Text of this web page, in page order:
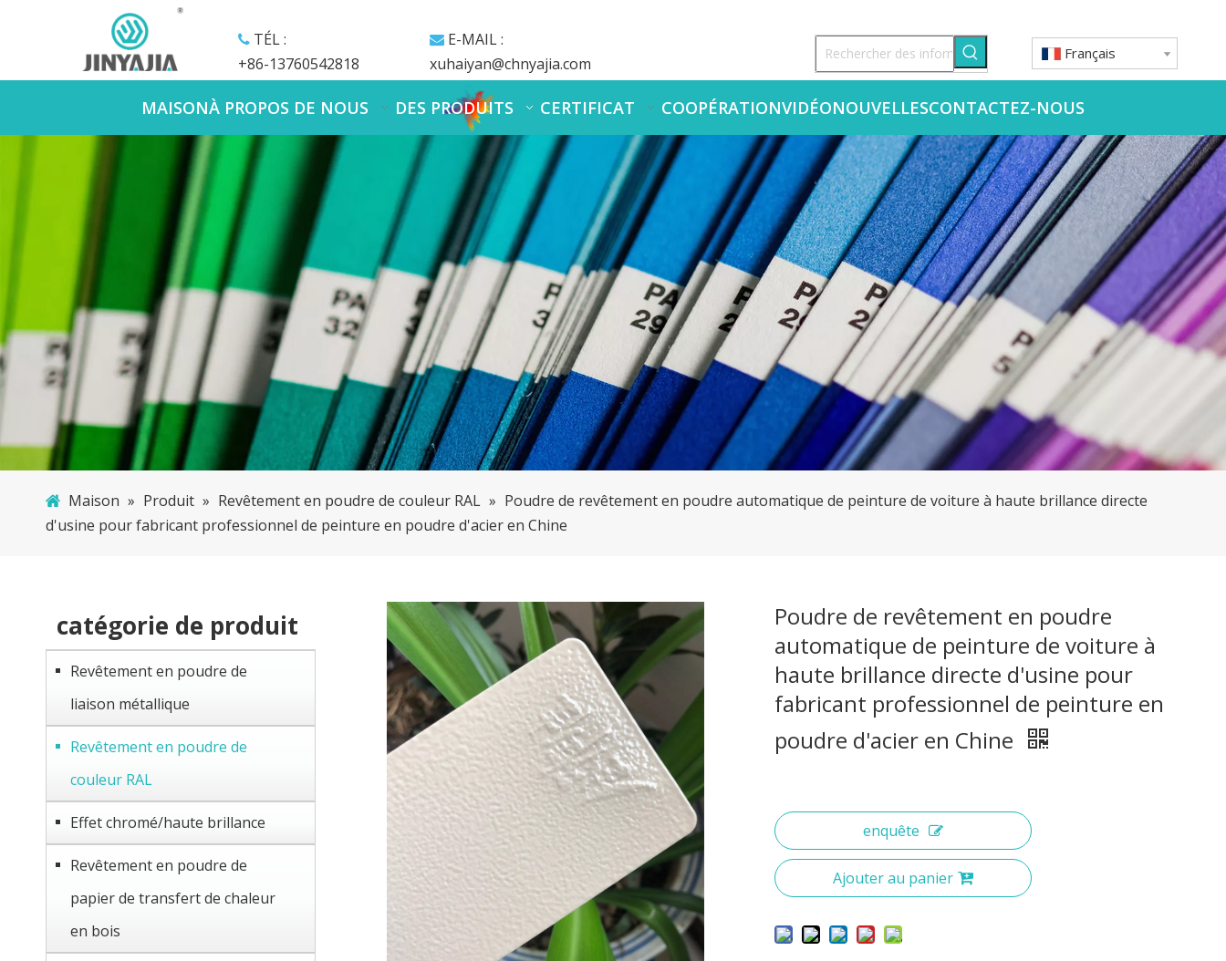
TÉL :
+86-13760542818
 E-MAIL :
xuhaiyan@chnyajia.com
Français
MAISONÀ PROPOS DE NOUS DES PRODUITS CERTIFICAT COOPÉRATIONVIDÉONOUVELLESCONTACTEZ-NOUS
Maison » Produit » Revêtement en poudre de couleur RAL » Poudre de revêtement en poudre automatique de peinture de voiture à haute brillance directe
d'usine pour fabricant professionnel de peinture en poudre d'acier en Chine
catégorie de produit
Revêtement en poudre de
liaison métallique
Revêtement en poudre de
couleur RAL
Effet chromé/haute brillance
Revêtement en poudre de
papier de transfert de chaleur
en bois
Poudre de revêtement en poudre
automatique de peinture de voiture à
haute brillance directe d'usine pour
fabricant professionnel de peinture en
poudre d'acier en Chine
enquête
Ajouter au panier